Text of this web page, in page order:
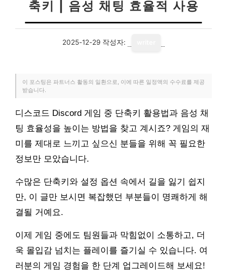
축키 | 음성 채팅 효율적 사용
2025-12-29 작성자:
이 포스팅은 파트너스 활동의 일환으로, 이에 따른 일정액의 수수료를 제공
받습니다.
디스코드 Discord 게임 중 단축키 활용법과 음성 채
팅 효율성을 높이는 방법을 찾고 계시죠? 게임의 재
미를 제대로 느끼고 싶으신 분들을 위해 꼭 필요한
정보만 모았습니다.
수많은 단축키와 설정 옵션 속에서 길을 잃기 쉽지
만, 이 글만 보시면 복잡했던 부분들이 명쾌하게 해
결될 거예요.
이제 게임 중에도 팀원들과 막힘없이 소통하고, 더
욱 몰입감 넘치는 플레이를 즐기실 수 있습니다. 여
러분의 게임 경험을 한 단계 업그레이드해 보세요!